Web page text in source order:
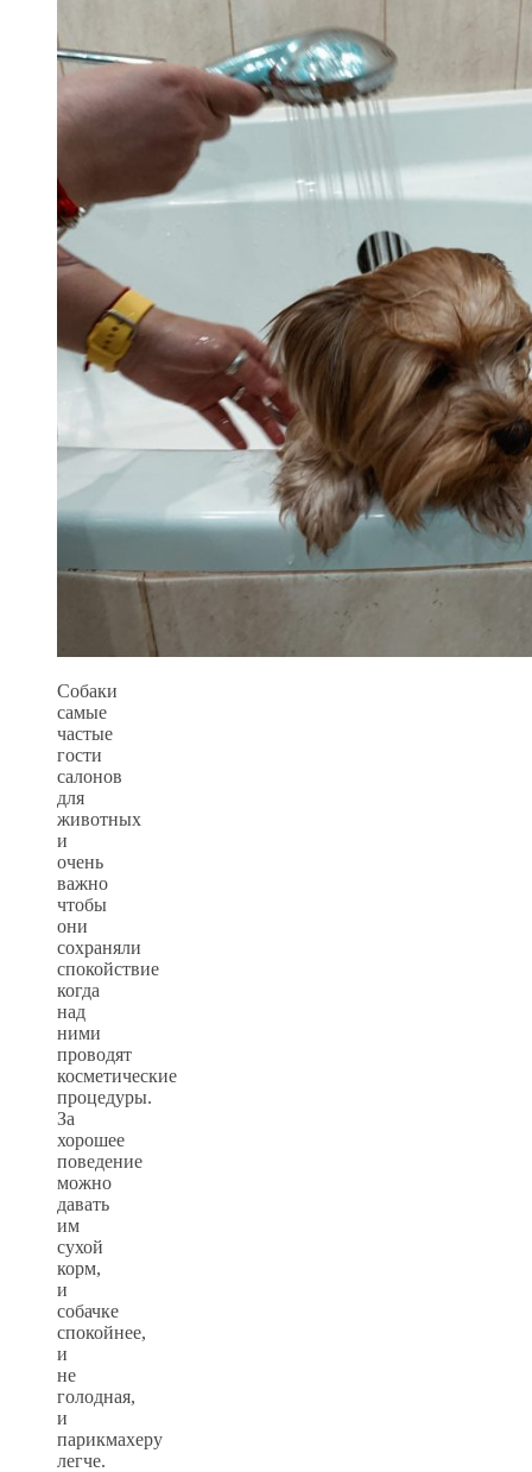
Собаки
самые
частые
гости
салонов
для
животных
и
очень
важно
чтобы
они
сохраняли
спокойствие
когда
над
ними
проводят
косметические
процедуры.
За
хорошее
поведение
можно
давать
им
сухой
корм,
и
собачке
спокойнее,
и
не
голодная,
и
парикмахеру
легче.